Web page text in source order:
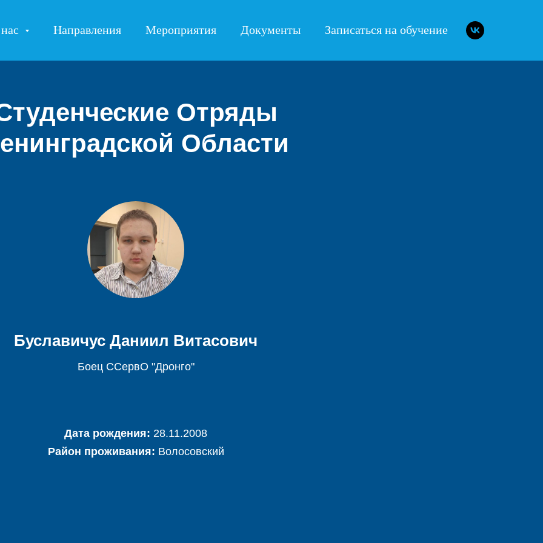
Направления Мероприятия Документы Записаться на обучение
Отряды
Области
Буславичус Даниил Витасович
Боец ССервО "Дронго"
Дата рождения: 28.11.2008
Район проживания: Волосовский